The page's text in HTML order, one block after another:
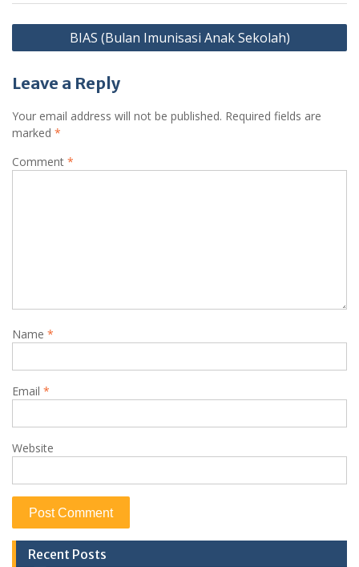
Post
navigation
BIAS (Bulan Imunisasi Anak Sekolah)
Leave a Reply
Your email address will not be published. Required fields are
marked *
Comment *
Name *
Email *
Website
Recent Posts